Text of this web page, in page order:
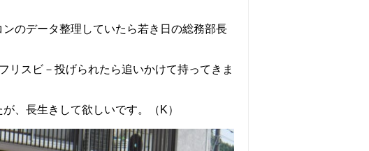
のデータ整理していたら若き日の総務部長
リスビ－投げられたら追いかけて持ってきま
、長生きして欲しいです。（K）